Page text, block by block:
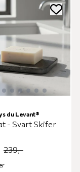
du Levant®
- Svart Skifer
239,-